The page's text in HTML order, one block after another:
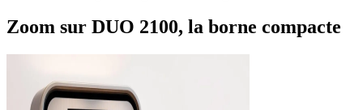
Zoom sur DUO 2100, la borne compacte